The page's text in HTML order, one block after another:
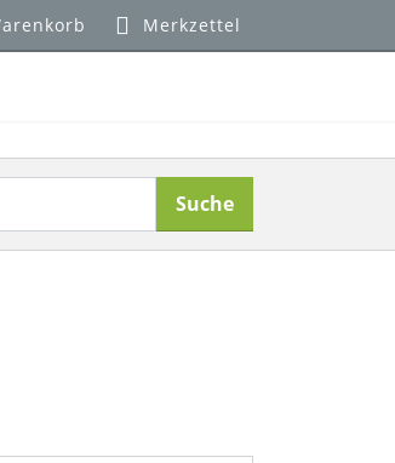
Merkzettel
Suche